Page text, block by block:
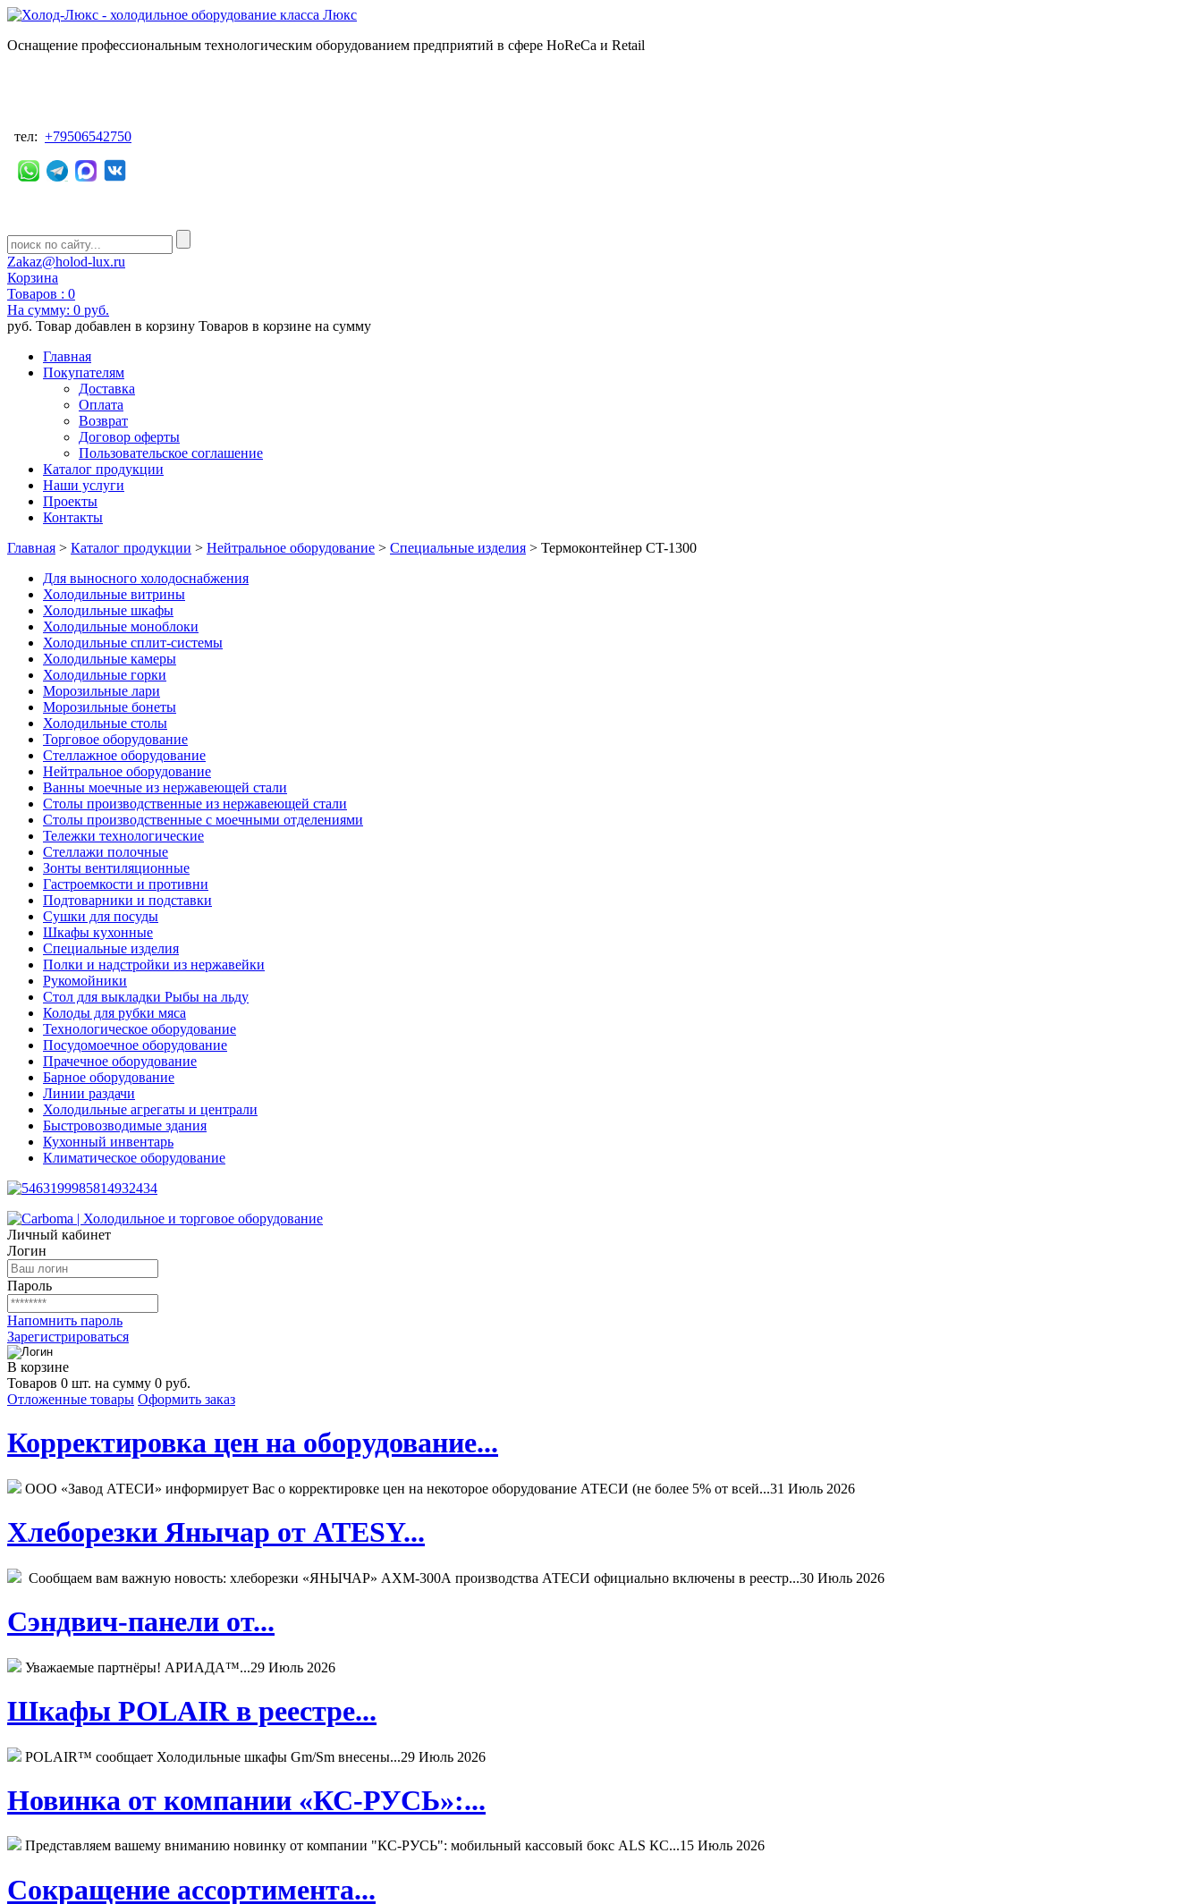
Оснащение профессиональным технологическим оборудованием предприятий в сфере HoReCa и Retail
тел: +79506542750
Zakaz@holod-lux.ru
Корзина
Товаров : 0
На сумму: 0 руб.
руб. Товар добавлен в корзину Товаров в корзине на сумму
Главная
Покупателям
Доставка
Оплата
Возврат
Договор оферты
Пользовательское соглашение
Каталог продукции
Наши услуги
Проекты
Контакты
Главная > Каталог продукции > Нейтральное оборудование > Специальные изделия > Термоконтейнер CT-1300
Для выносного холодоснабжения
Холодильные витрины
Холодильные шкафы
Холодильные моноблоки
Холодильные сплит-системы
Холодильные камеры
Холодильные горки
Морозильные лари
Морозильные бонеты
Холодильные столы
Торговое оборудование
Стеллажное оборудование
Нейтральное оборудование
Ванны моечные из нержавеющей стали
Столы производственные из нержавеющей стали
Столы производственные с моечными отделениями
Тележки технологические
Стеллажи полочные
Зонты вентиляционные
Гастроемкости и противни
Подтоварники и подставки
Сушки для посуды
Шкафы кухонные
Специальные изделия
Полки и надстройки из нержавейки
Рукомойники
Стол для выкладки Рыбы на льду
Колоды для рубки мяса
Технологическое оборудование
Посудомоечное оборудование
Прачечное оборудование
Барное оборудование
Линии раздачи
Холодильные агрегаты и централи
Быстровозводимые здания
Кухонный инвентарь
Климатическое оборудование
Личный кабинет
Логин
Пароль
Напомнить пароль
Зарегистрироваться
В корзине
Товаров 0 шт. на сумму 0 руб.
Отложенные товары Оформить заказ
Корректировка цен на оборудование...
ООО «Завод АТЕСИ» информирует Вас о корректировке цен на некоторое оборудование АТЕСИ (не более 5% от всей...31 Июль 2026
Хлеборезки Янычар от ATESY...
Сообщаем вам важную новость: хлеборезки «ЯНЫЧАР» АХМ-300А производства АТЕСИ официально включены в реестр...30 Июль 2026
Сэндвич-панели от...
Уважаемые партнёры! АРИАДА™...29 Июль 2026
Шкафы POLAIR в реестре...
POLAIR™ сообщает Холодильные шкафы Gm/Sm внесены...29 Июль 2026
Новинка от компании «КС-РУСЬ»:...
Представляем вашему вниманию новинку от компании "КС-РУСЬ": мобильный кассовый бокс ALS КС...15 Июль 2026
Сокращение ассортимента...